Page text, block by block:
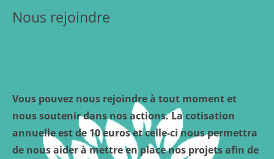
Nous rejoindre
Vous pouvez nous rejoindre à tout moment et
nous soutenir dans nos actions. La cotisation
annuelle est de 10 euros et celle-ci nous permettra
de nous aider à mettre en place nos projets afin de